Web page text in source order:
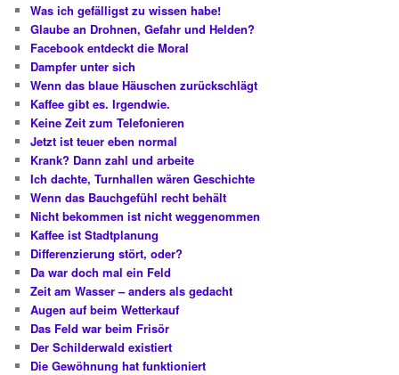
Was ich gefälligst zu wissen habe!
Glaube an Drohnen, Gefahr und Helden?
Facebook entdeckt die Moral
Dampfer unter sich
Wenn das blaue Häuschen zurückschlägt
Kaffee gibt es. Irgendwie.
Keine Zeit zum Telefonieren
Jetzt ist teuer eben normal
Krank? Dann zahl und arbeite
Ich dachte, Turnhallen wären Geschichte
Wenn das Bauchgefühl recht behält
Nicht bekommen ist nicht weggenommen
Kaffee ist Stadtplanung
Differenzierung stört, oder?
Da war doch mal ein Feld
Zeit am Wasser – anders als gedacht
Augen auf beim Wetterkauf
Das Feld war beim Frisör
Der Schilderwald existiert
Die Gewöhnung hat funktioniert